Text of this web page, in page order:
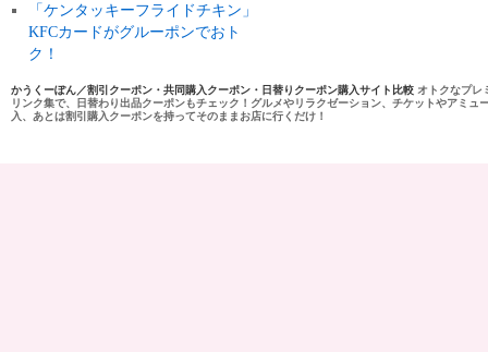
「ケンタッキーフライドチキン」
KFCカードがグルーポンでおト
ク！
かうくーぽん／割引クーポン・共同購入クーポン・日替りクーポン購入サイト比較 オトクなプレ
リンク集で、日替わり出品クーポンもチェック！グルメやリラクゼーション、チケットやアミ
入、あとは割引購入クーポンを持ってそのままお店に行くだけ！